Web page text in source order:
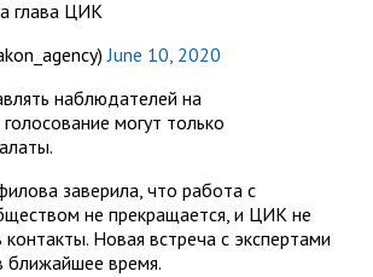
глава ЦИК
June 10, 2020
наблюдателей на
могут только
заверила, что работа с
не прекращается, и ЦИК не
Новая встреча с экспертами
ближайшее время.